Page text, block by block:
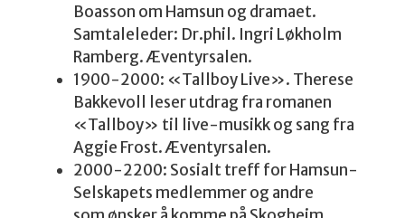
Boasson om Hamsun og dramaet.
Samtaleleder: Dr.phil. Ingri Løkholm
Ramberg. Æventyrsalen.
1900-2000: «Tallboy Live». Therese
Bakkevoll leser utdrag fra romanen
«Tallboy» til live-musikk og sang fra
Aggie Frost. Æventyrsalen.
2000-2200: Sosialt treff for Hamsun-
Selskapets medlemmer og andre